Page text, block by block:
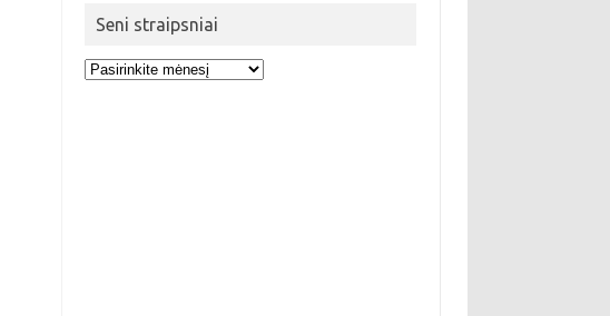
Seni straipsniai
Seni